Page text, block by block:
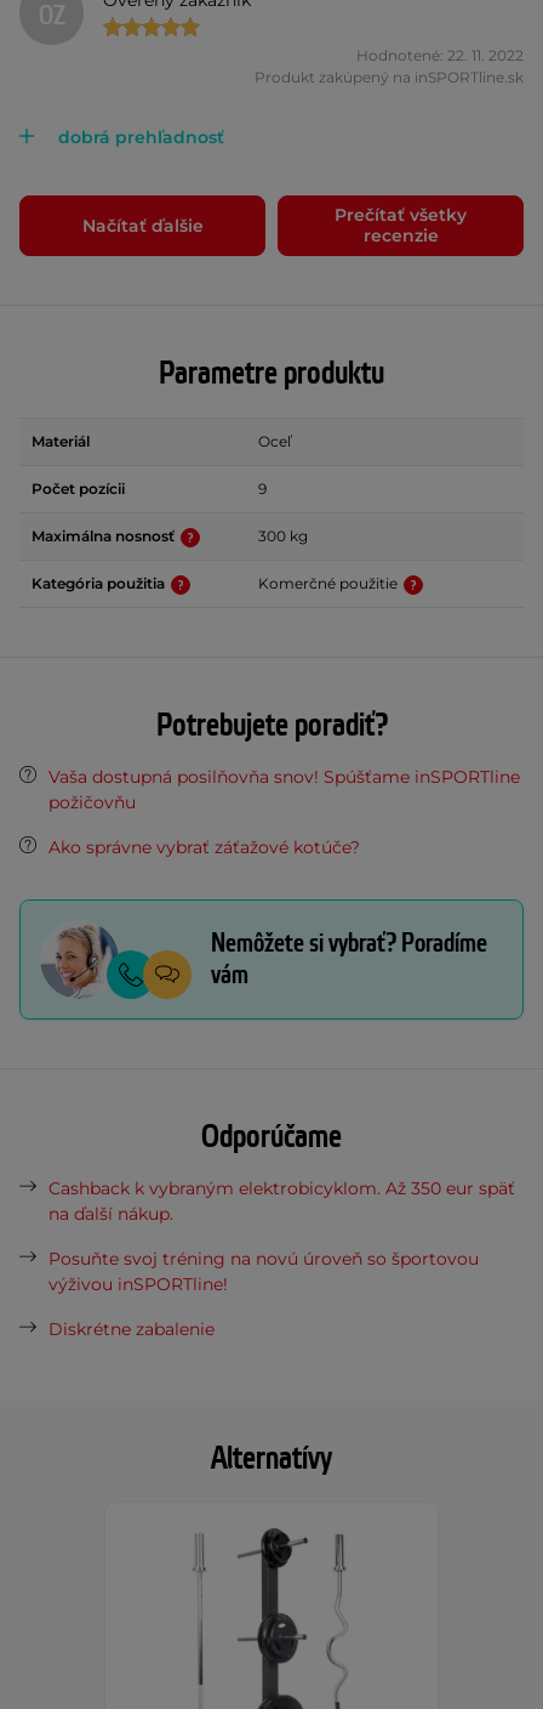
Alternatívy
OZ
Hodnotené: 22. 11. 2022
Produkt zakúpený na inSPORTline.sk
dobrá prehľadnosť
Načítať ďalšie
Prečítať všetky
recenzie
Parametre produktu
Materiál Oceľ
Počet pozícii 9
Maximálna nosnosť 300 kg
Kategória použitia Komerčné použitie
Potrebujete poradiť?
Vaša dostupná posilňovňa snov! Spúšťame inSPORTline
požičovňu
Ako správne vybrať záťažové kotúče?
Nemôžete si vybrať? Poradíme
vám
Odporúčame
Cashback k vybraným elektrobicyklom. Až 350 eur späť
na ďalší nákup.
Posuňte svoj tréning na novú úroveň so športovou
výživou inSPORTline!
Diskrétne zabalenie